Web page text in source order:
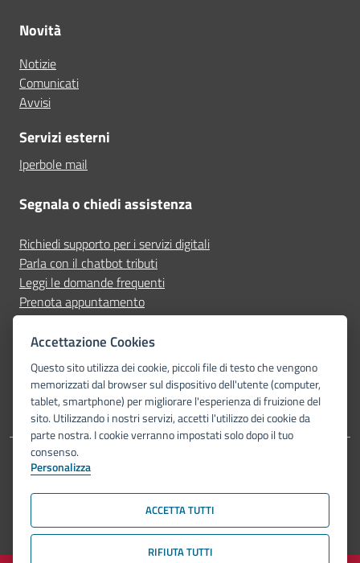
Novità
Notizie
Comunicati
Avvisi
Servizi esterni
Iperbole mail
Segnala o chiedi assistenza
Richiedi supporto per i servizi digitali
Parla con il chatbot tributi
Leggi le domande frequenti
Prenota appuntamento
Segnala disservizio
Seguici su
Dichiarazione di accessibilità
Piano di miglioramento del sito Mappa del sito
© Comune di Bologna 2026. Tutti i diritti riservati.
Accettazione Cookies
Questo sito utilizza dei cookie, piccoli file di testo che vengono
memorizzati dal browser sul dispositivo dell'utente (computer,
tablet, smartphone) per migliorare l'esperienza di fruizione del
sito. Utilizzando i nostri servizi, accetti l'utilizzo dei cookie da
parte nostra. I cookie verranno impostati solo dopo il tuo
consenso.
Personalizza
ACCETTA TUTTI
RIFIUTA TUTTI